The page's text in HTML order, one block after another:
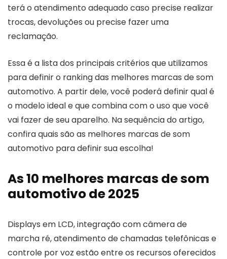
terá o atendimento adequado caso precise realizar
trocas, devoluções ou precise fazer uma
reclamação.
Essa é a lista dos principais critérios que utilizamos
para definir o ranking das melhores marcas de som
automotivo. A partir dele, você poderá definir qual é
o modelo ideal e que combina com o uso que você
vai fazer de seu aparelho. Na sequência do artigo,
confira quais são as melhores marcas de som
automotivo para definir sua escolha!
As 10 melhores marcas de som
automotivo de 2025
Displays em LCD, integração com câmera de
marcha ré, atendimento de chamadas telefônicas e
controle por voz estão entre os recursos oferecidos